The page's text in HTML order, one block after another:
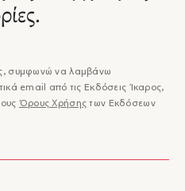
όλα μια αναγνωστική
και την παρατήρηση η
γλώσσα. Ποιήτρια η ίδια,
δικό της Πούσκιν το δοκίμιο,
κριτική."
συμφωνώ να λαμβάνω
email από τις Εκδόσεις Ίκαρος,
Όρους Χρήσης των Εκδόσεων